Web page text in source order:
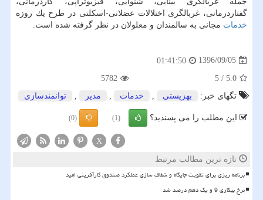
گفتاردرمانی، غربالگری اختلالات عضلانی-اسكلتی در طرح یك روزه
خدمات مجانی به سالمندان و معلولان در نظر گرفته شده است.
1396/09/05
01:41:50
5.0
/
5
5782
تگهای خبر:
بهزیستی , خدمات , مدیر , توانمندسازی
این مطلب را می پسندید؟ (1)
(0)
X
تازه ترین مطالب مرتبط
برنامه ریزی برای تقویت جایگاه و شفاف سازی عملکرد صندوق کارآفرینی امید
نرخ بیکاری 9 و یک دهم درصد شد